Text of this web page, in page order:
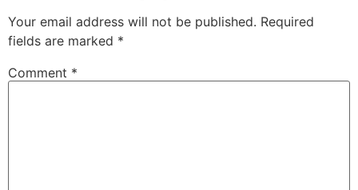
Your email address will not be published. Required
fields are marked *
Comment *